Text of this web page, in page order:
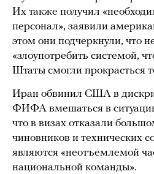
Их также получил
персонал», заявили
этом они подчеркнули, что
«злоупотребить системой,
Штаты смогли прокрасться
Иран обвинил США в
ФИФА вмешаться в
что в визах отказали
чиновников и технических
являются «неотъемлемой
национальной команды».